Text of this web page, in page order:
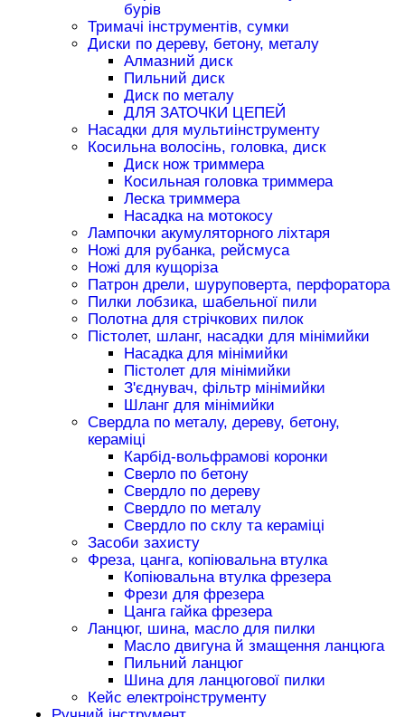
бурів
Тримачі інструментів, сумки
Диски по дереву, бетону, металу
Алмазний диск
Пильний диск
Диск по металу
ДЛЯ ЗАТОЧКИ ЦЕПЕЙ
Насадки для мультиінструменту
Косильна волосінь, головка, диск
Диск нож триммера
Косильная головка триммера
Леска триммера
Насадка на мотокосу
Лампочки акумуляторного ліхтаря
Ножі для рубанка, рейсмуса
Ножі для кущоріза
Патрон дрели, шуруповерта, перфоратора
Пилки лобзика, шабельної пили
Полотна для стрічкових пилок
Пістолет, шланг, насадки для мінімийки
Насадка для мінімийки
Пістолет для мінімийки
З'єднувач, фільтр мінімийки
Шланг для мінімийки
Свердла по металу, дереву, бетону,
кераміці
Карбід-вольфрамові коронки
Сверло по бетону
Свердло по дереву
Свердло по металу
Свердло по склу та кераміці
Засоби захисту
Фреза, цанга, копіювальна втулка
Копіювальна втулка фрезера
Фрези для фрезера
Цанга гайка фрезера
Ланцюг, шина, масло для пилки
Масло двигуна й змащення ланцюга
Пильний ланцюг
Шина для ланцюгової пилки
Кейс електроінструменту